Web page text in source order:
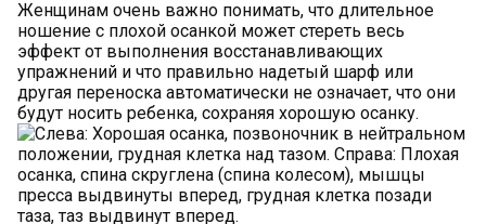
Женщинам очень важно понимать, что длительное
ношение с плохой осанкой может стереть весь
эффект от выполнения восстанавливающих
упражнений и что правильно надетый шарф или
другая переноска автоматически не означает, что они
будут носить ребенка, сохраняя хорошую осанку.